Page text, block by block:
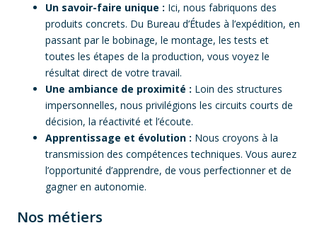
Un savoir-faire unique : Ici, nous fabriquons des
produits concrets. Du Bureau d’Études à l’expédition, en
passant par le bobinage, le montage, les tests et
toutes les étapes de la production, vous voyez le
résultat direct de votre travail.
Une ambiance de proximité : Loin des structures
impersonnelles, nous privilégions les circuits courts de
décision, la réactivité et l’écoute.
Apprentissage et évolution : Nous croyons à la
transmission des compétences techniques. Vous aurez
l’opportunité d’apprendre, de vous perfectionner et de
gagner en autonomie.
Nos métiers